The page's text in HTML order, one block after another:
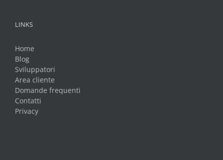
LINKS
Home
Blog
Sviluppatori
Area cliente
Domande frequenti
Contatti
Privacy